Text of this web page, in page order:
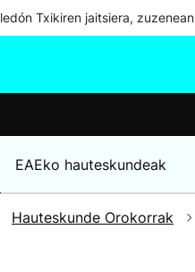
Txikiren jaitsiera, zuzenean
EAEko hauteskundeak
Hauteskunde Orokorrak